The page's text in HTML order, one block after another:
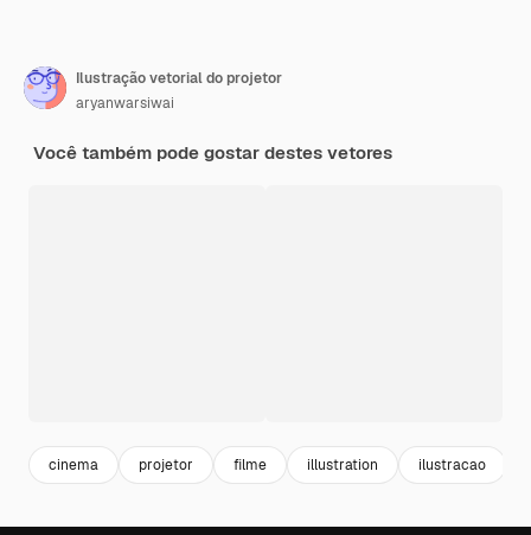
Ilustração vetorial do projetor
aryanwarsiwai
Você também pode gostar destes vetores
cinema projetor filme illustration ilustracao